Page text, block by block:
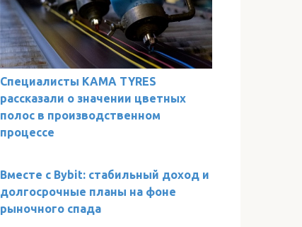
Специалисты KAMA TYRES
рассказали о значении цветных
полос в производственном
процессе
Вместе с Bybit: стабильный доход и
долгосрочные планы на фоне
рыночного спада